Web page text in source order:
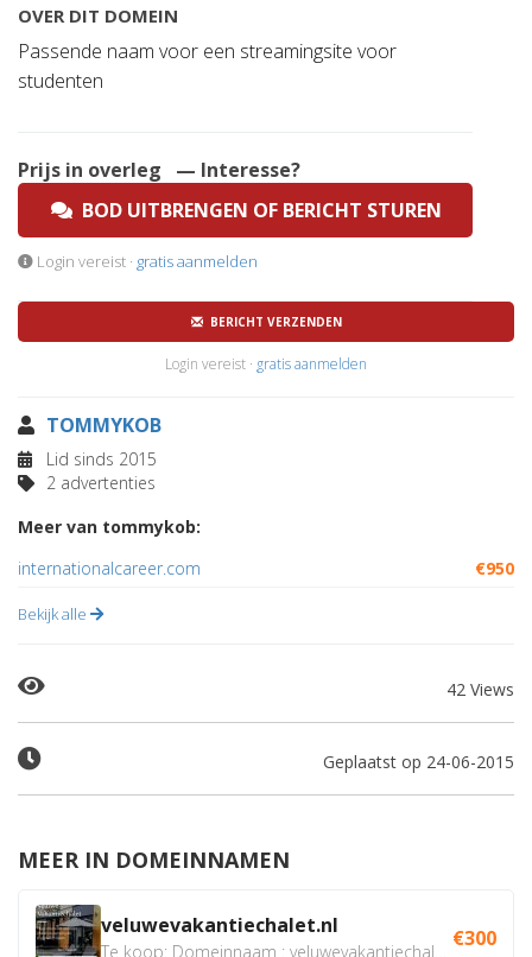
OVER DIT DOMEIN
Passende naam voor een streamingsite voor
studenten
Prijs in overleg
— Interesse?
BOD UITBRENGEN OF BERICHT STUREN
Login vereist · gratis aanmelden
BERICHT VERZENDEN
Login vereist · gratis aanmelden
TOMMYKOB
Lid sinds 2015
2 advertenties
Meer van tommykob:
internationalcareer.com
€950
Bekijk alle
42 Views
Geplaatst op 24-06-2015
MEER IN DOMEINNAMEN
veluwevakantiechalet.nl €300